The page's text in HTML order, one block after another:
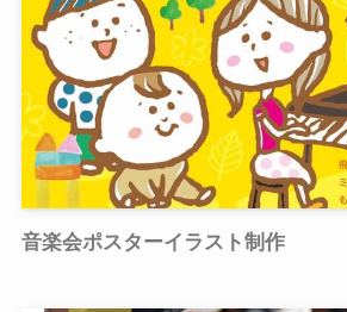
音楽会ポスターイラスト制作